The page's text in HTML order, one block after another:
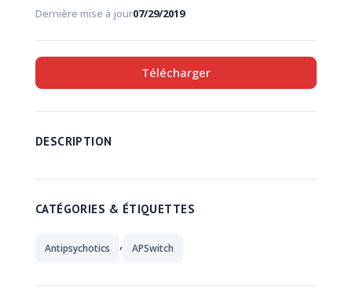
Dernière mise à jour07/29/2019
Télécharger
DESCRIPTION
CATÉGORIES & ÉTIQUETTES
Antipsychotics , APSwitch